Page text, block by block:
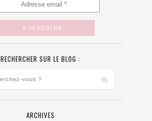
RECHERCHER SUR LE BLOG :
ARCHIVES